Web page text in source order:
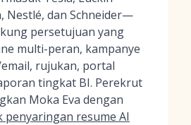
Nestlé, dan Schneider—
persetujuan yang
multi-peran, kampanye
rujukan, portal
tingkat BI. Perekrut
Moka Eva dengan
resume AI